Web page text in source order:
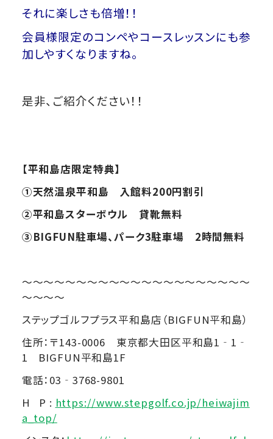
それに楽しさも倍増！！
会員様限定のコンペやコースレッスンにも参
加しやすくなりますね。
是非、ご紹介ください！！
【平和島店限定特典】
①天然温泉平和島 入館料200円割引
②平和島スターボウル 貸靴無料
③BIGFUN駐車場、パーク3駐車場 2時間無料
～～～～～～～～～～～～～～～～～～～～～
～～～～
ステップゴルフプラス平和島店（BIGFUN平和島）
住所：〒143-0006 東京都大田区平和島1‐1‐
1 BIGFUN平和島1F
電話：03‐3768-9801
H P : https://www.stepgolf.co.jp/heiwajim
a_top/